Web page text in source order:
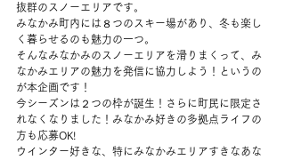
抜群のスノーエリアです。
みなかみ町内には８つのスキー場があり、冬も楽し
く暮らせるのも魅力の一つ。
そんなみなかみのスノーエリアを滑りまくって、み
なかみエリアの魅力を発信に協力しよう！というの
が本企画です！
今シーズンは２つの枠が誕生！さらに町民に限定さ
れなくなりました！みなかみ好きの多拠点ライフの
方も応募OK!
ウインター好きな、特にみなかみエリアすきなあな